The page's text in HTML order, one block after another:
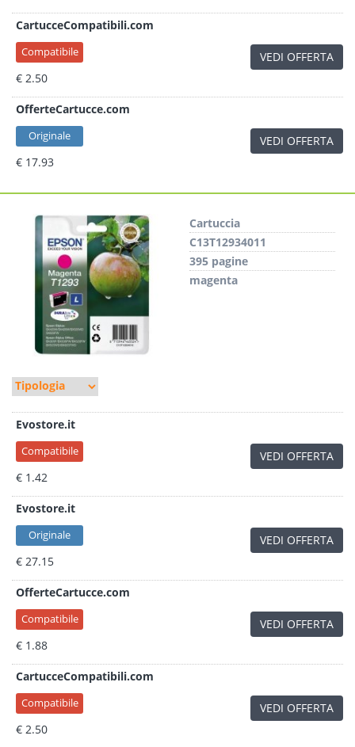
CartucceCompatibili.com
Compatibile
€ 2.50
VEDI OFFERTA
OfferteCartucce.com
Originale
€ 17.93
VEDI OFFERTA
Cartuccia
C13T12934011
395 pagine
magenta
Evostore.it
Compatibile
€ 1.42
VEDI OFFERTA
Evostore.it
Originale
€ 27.15
VEDI OFFERTA
OfferteCartucce.com
Compatibile
€ 1.88
VEDI OFFERTA
CartucceCompatibili.com
Compatibile
€ 2.50
VEDI OFFERTA